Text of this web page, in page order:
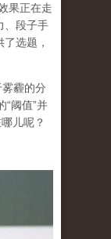
果正在走
、段子手
选题，
霾的分
“阈值”并
儿呢？